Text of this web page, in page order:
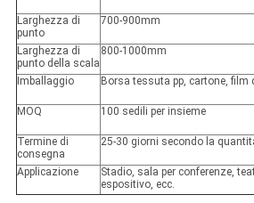
Larghezza di
punto
700-900mm
Larghezza di
punto della scala
800-1000mm
Imballaggio Borsa tessuta pp, cartone, film
MOQ 100 sedili per insieme
Termine di
consegna
25-30 giorni secondo la
Applicazione
Stadio, sala per conferenze,
espositivo, ecc.